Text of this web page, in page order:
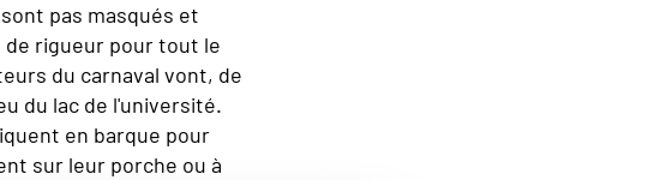
pas masqués et
de rigueur pour tout le
du carnaval vont, de
du lac de l'université.
en barque pour
sur leur porche ou à